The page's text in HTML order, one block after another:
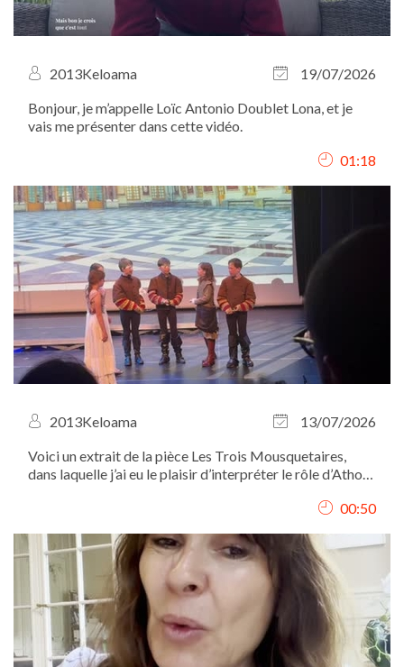
2013Keloama
19/07/2026
Bonjour, je m’appelle Loïc Antonio Doublet Lona, et je
vais me présenter dans cette vidéo.
01:18
2013Keloama
13/07/2026
Voici un extrait de la pièce Les Trois Mousquetaires,
dans laquelle j’ai eu le plaisir d’interpréter le rôle d’Athos.
00:50